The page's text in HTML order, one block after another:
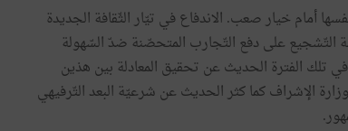
أمام خيار صعب. الاندفاع في تيّار الثّقافة الجديدة
التّشجيع على دفع التّجارب المتحصّنة ضدّ السّهولة
تلك الفترة الحديث عن تحقيق المعادلة بين هذين
الإشراف كما كثر الحديث عن شرعيّة البعد التّرفيهي